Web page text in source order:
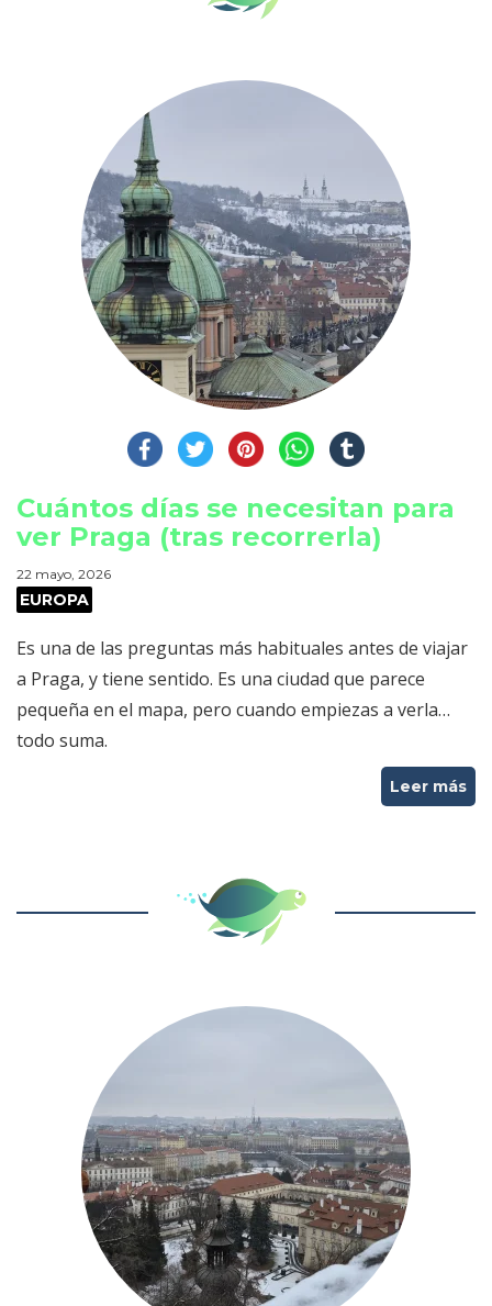
Cuántos días se necesitan para
ver Praga (tras recorrerla)
22 mayo, 2026
EUROPA
Es una de las preguntas más habituales antes de viajar
a Praga, y tiene sentido. Es una ciudad que parece
pequeña en el mapa, pero cuando empiezas a verla…
todo suma.
Leer más